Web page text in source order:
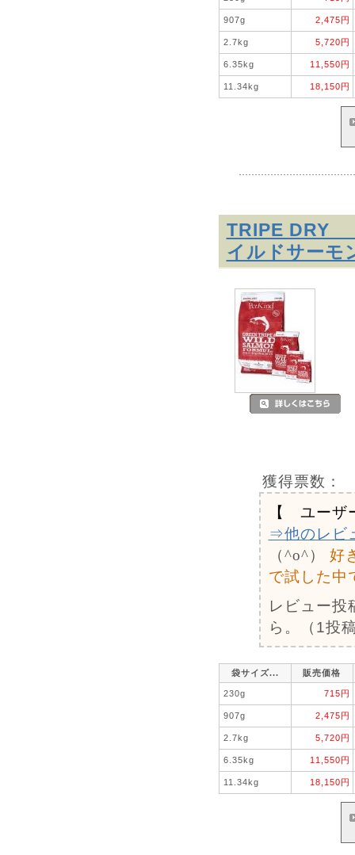
907g 2,475円
2.7kg 5,720円
6.35kg 11,550円
11.34kg 18,150円
TRIPE DRY
イルドサーモ
獲得票数：
【 ユーザ
⇒他のレビ
（^o^）
好
で試した中
レビュー投
ら。（1投
袋サイズ... 販売価格
230g 715円
907g 2,475円
2.7kg 5,720円
6.35kg 11,550円
11.34kg 18,150円